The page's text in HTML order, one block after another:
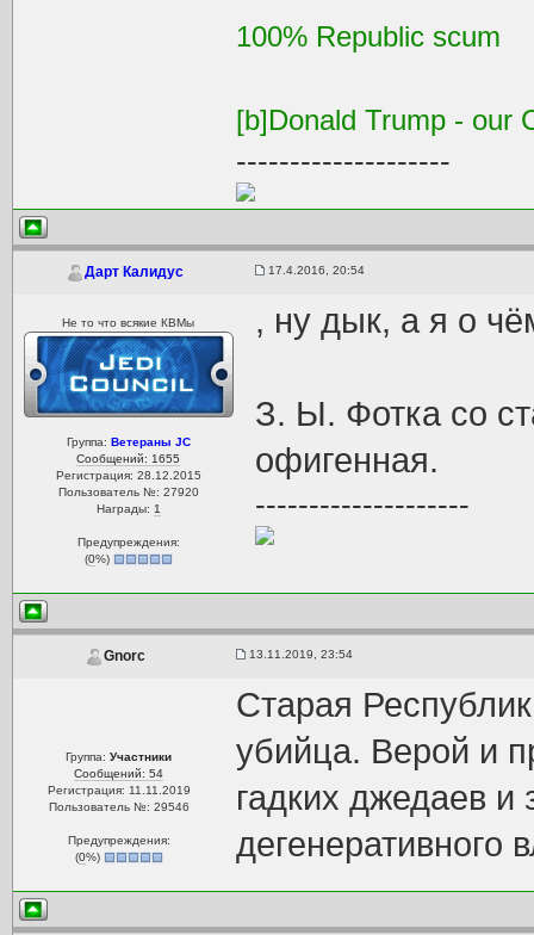
100% Republic scum
[b]Donald Trump - our
--------------------
Дарт Калидус 17.4.2016, 20:54
Не то что всякие КВМы
Группа: Ветераны JC
Сообщений: 1655
Регистрация: 28.12.2015
Пользователь №: 27920
Награды: 1
Предупреждения:
(0%)
, ну дык, а я о
З. Ы. Фотка со
офигенная.
--------------------
Gnorc 13.11.2019, 23:54
Группа:Участники
Сообщений: 54
Регистрация: 11.11.2019
Пользователь №: 29546
Предупреждения:
(0%)
Старая
убийца. Верой и
гадких джедаев и
дегенеративного